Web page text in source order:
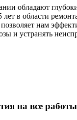
обладают
в области
нам
и устранять
на все работы